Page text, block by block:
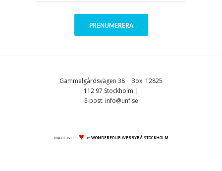
Gammelgårdsvägen 38 | Box: 12825
112 97 Stockholm |
E-post: info@unf.se
MADE WITH ♥ BYWONDERFOUR WEBBYRÅ STOCKHOLM